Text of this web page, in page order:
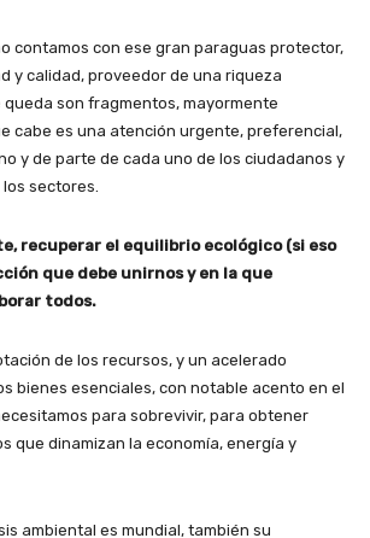
contamos con ese gran paraguas protector,
y calidad, proveedor de una riqueza
queda son fragmentos, mayormente
cabe es una atención urgente, preferencial,
y de parte de cada uno de los ciudadanos y
sectores.
recuperar el equilibrio ecológico (si eso
que debe unirnos y en la que
todos.
de los recursos, y un acelerado
bienes esenciales, con notable acento en el
para sobrevivir, para obtener
que dinamizan la economía, energía y
ambiental es mundial, también su